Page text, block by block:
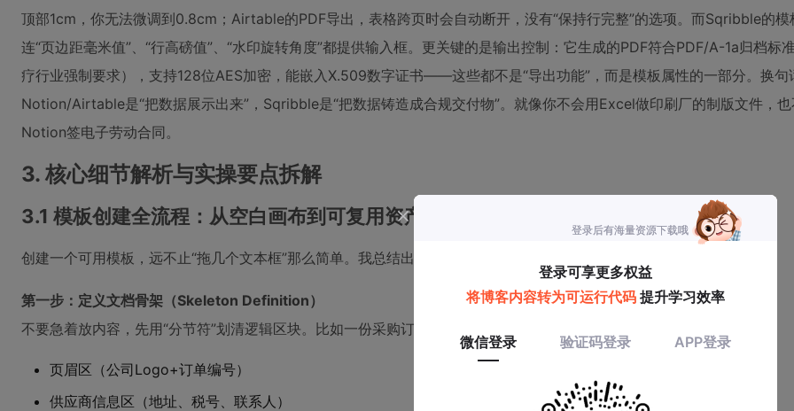
顶部1cm，你无法微调到0.8cm；Airtable的PDF导出，表格跨页时会自动断开，没有“保持行完整”的选项。而Sqribble的模
连“页边距毫米值”、“行高磅值”、“水印旋转角度”都提供输入框。更关键的是输出控制：它生成的PDF符合PDF/A-1a归档标
疗行业强制要求），支持128位AES加密，能嵌入X.509数字证书——这些都不是“导出功能”，而是模板属性的一部分。换句
Notion/Airtable是“把数据展示出来”，Sqribble是“把数据铸造成合规交付物”。就像你不会用Excel做印刷厂的制版文件，
Notion签电子劳动合同。
3. 核心细节解析与实操要点拆解
3.1 模板创建全流程：从空白画布到可复用资产
创建一个可用模板，远不止“拖几个文本框”那么简单。我总结出标准化五步法，每一步都有易踩的坑：
第一步：定义文档骨架（Skeleton Definition）
不要急着放内容，先用“分节符”划清逻辑区块。比如一份采购订单模板，必须明确划分：
页眉区（公司Logo+订单编号）
供应商信息区（地址、税号、联系人）